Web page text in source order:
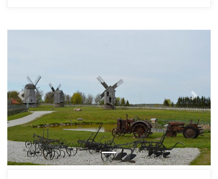
Previous Next